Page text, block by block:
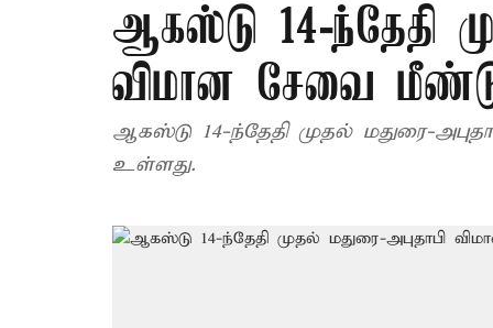
ஆகஸ்டு 14-ந்தேதி
விமான சேவை
ஆகஸ்டு 14-ந்தேதி முதல் மதுரை-
உள்ளது.